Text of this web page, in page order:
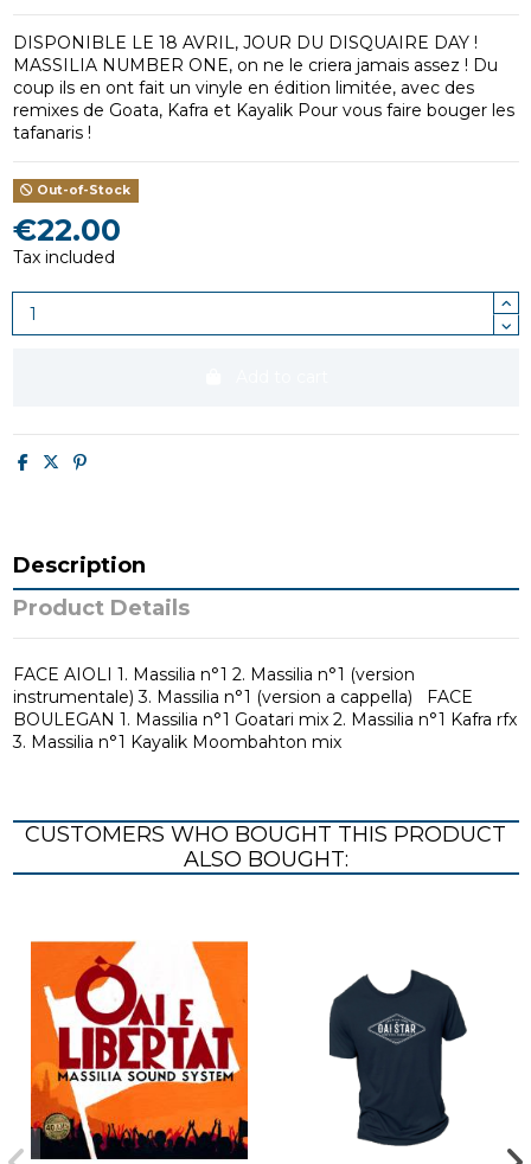
DISPONIBLE LE 18 AVRIL, JOUR DU DISQUAIRE DAY !
MASSILIA NUMBER ONE, on ne le criera jamais assez ! Du
coup ils en ont fait un vinyle en édition limitée, avec des
remixes de Goata, Kafra et Kayalik Pour vous faire bouger les
tafanaris !
Out-of-Stock
€22.00
Tax included
Description
Product Details
FACE AIOLI 1. Massilia n°1 2. Massilia n°1 (version
instrumentale) 3. Massilia n°1 (version a cappella) FACE
BOULEGAN 1. Massilia n°1 Goatari mix 2. Massilia n°1 Kafra rfx
3. Massilia n°1 Kayalik Moombahton mix
CUSTOMERS WHO BOUGHT THIS PRODUCT
ALSO BOUGHT: